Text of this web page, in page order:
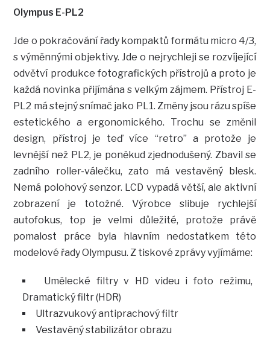
Olympus E-PL2
Jde o pokračování řady kompaktů formátu micro 4/3,
s výměnnými objektivy. Jde o nejrychleji se rozvíjející
odvětví produkce fotografických přístrojů a proto je
každá novinka přijímána s velkým zájmem. Přístroj E-
PL2 má stejný snímač jako PL1. Změny jsou rázu spíše
estetického a ergonomického. Trochu se změnil
design, přístroj je teď více “retro” a protože je
levnější než PL2, je poněkud zjednodušený. Zbavil se
zadního roller-válečku, zato má vestavěný blesk.
Nemá polohový senzor. LCD vypadá větší, ale aktivní
zobrazení je totožné. Výrobce slibuje rychlejší
autofokus, top je velmi důležité, protože právě
pomalost práce byla hlavním nedostatkem této
modelové řady Olympusu. Z tiskové zprávy vyjímáme:
Umělecké filtry v HD videu i foto režimu,
Dramatický filtr (HDR)
Ultrazvukový antiprachový filtr
Vestavěný stabilizátor obrazu